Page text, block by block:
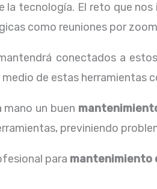
tecnología. El reto que
como reuniones por
conectados a
de estas herramientas
mano un buen
previniendo
para mantenimiento